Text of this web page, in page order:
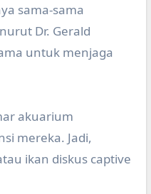
sama-sama
Dr. Gerald
untuk menjaga
akuarium
mereka. Jadi,
ikan diskus captive